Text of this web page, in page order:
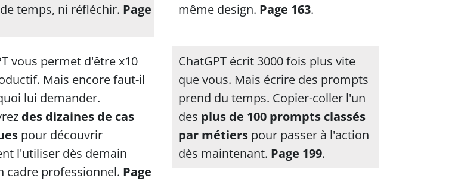
temps, ni réfléchir. Page
même design. Page 163.
vous permet d'être x10
Mais encore faut-il
lui demander.
des dizaines de cas
pour découvrir
l'utiliser dès demain
cadre professionnel. Page
ChatGPT écrit 3000 fois plus vite
que vous. Mais écrire des prompts
prend du temps. Copier-coller l'un
des plus de 100 prompts classés
par métiers pour passer à l'action
dès maintenant. Page 199.